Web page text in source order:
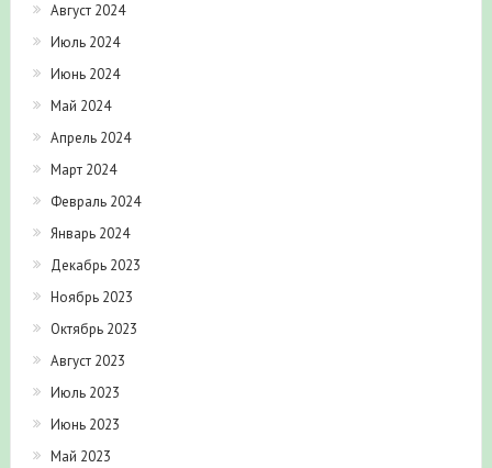
Август 2024
Июль 2024
Июнь 2024
Май 2024
Апрель 2024
Март 2024
Февраль 2024
Январь 2024
Декабрь 2023
Ноябрь 2023
Октябрь 2023
Август 2023
Июль 2023
Июнь 2023
Май 2023